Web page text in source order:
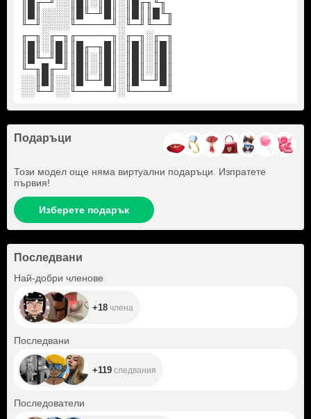
║█║░░░░║█╙─╜█║░║█║║█╙╖
╙─╜░░░░╙─────╜░╙─╜╙──╜
╓─╖░╓─╖╓─────╖░╓─╖░╓─╖
║█║░║█║║█╓─╖█║░║█║░║█║
║█╙─╜█║║█║░║█║░║█║░║█║
╙─╖█╓─╜║█║░║█║░║█║░║█║
░░║█║░░║█╙─╜█║░║█╙─╜█║
░░╙─╜░░╙─────╜░╙─────╜
Подаръци
Този модел още няма виртуални подаръци. Изпратете
първия!
Изберете подарък
Последвани
Най-добри членове
+18 члена
Последвани
+119 следвания
Последователи